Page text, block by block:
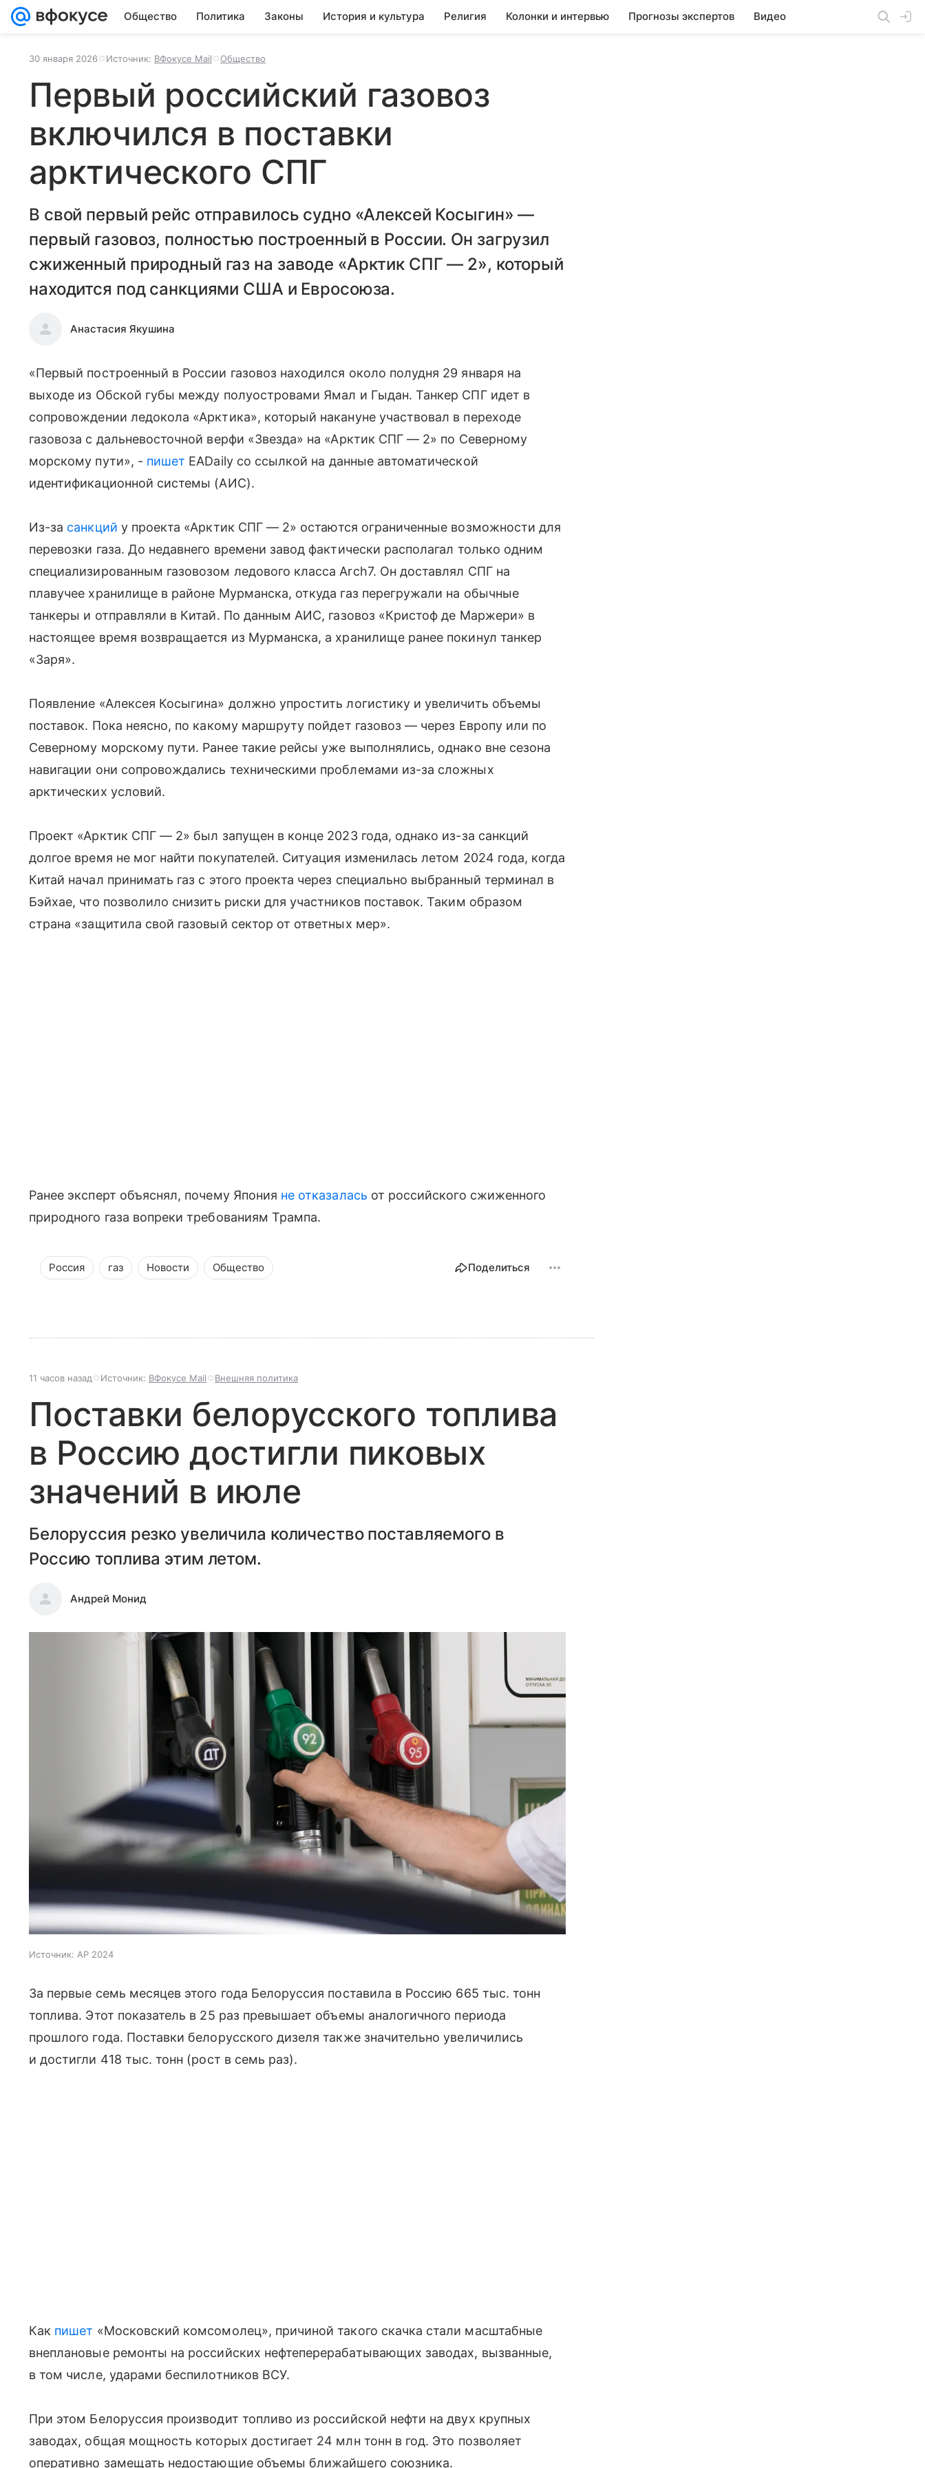
Общество Политика Законы История и культура Религия Колонки и интервью Прогнозы экспертов Видео
30 января 2026 Источник: ВФокусе Mail Общество
Первый российский газовоз
включился в поставки
арктического СПГ
В свой первый рейс отправилось судно «Алексей Косыгин» —
первый газовоз, полностью построенный в России. Он загрузил
сжиженный природный газ на заводе «Арктик СПГ — 2», который
находится под санкциями США и Евросоюза.
Анастасия Якушина
«Первый построенный в России газовоз находился около полудня 29 января на
выходе из Обской губы между полуостровами Ямал и Гыдан. Танкер СПГ идет в
сопровождении ледокола «Арктика», который накануне участвовал в переходе
газовоза с дальневосточной верфи «Звезда» на «Арктик СПГ — 2» по Северному
морскому пути», - пишет EADaily со ссылкой на данные автоматической
идентификационной системы (АИС).
Из-за санкций у проекта «Арктик СПГ — 2» остаются ограниченные возможности для
перевозки газа. До недавнего времени завод фактически располагал только одним
специализированным газовозом ледового класса Arch7. Он доставлял СПГ на
плавучее хранилище в районе Мурманска, откуда газ перегружали на обычные
танкеры и отправляли в Китай. По данным АИС, газовоз «Кристоф де Маржери» в
настоящее время возвращается из Мурманска, а хранилище ранее покинул танкер
«Заря».
Появление «Алексея Косыгина» должно упростить логистику и увеличить объемы
поставок. Пока неясно, по какому маршруту пойдет газовоз — через Европу или по
Северному морскому пути. Ранее такие рейсы уже выполнялись, однако вне сезона
навигации они сопровождались техническими проблемами из-за сложных
арктических условий.
Проект «Арктик СПГ — 2» был запущен в конце 2023 года, однако из-за санкций
долгое время не мог найти покупателей. Ситуация изменилась летом 2024 года, когда
Китай начал принимать газ с этого проекта через специально выбранный терминал в
Бэйхае, что позволило снизить риски для участников поставок. Таким образом
страна «защитила свой газовый сектор от ответных мер».
Ранее эксперт объяснял, почему Япония не отказалась от российского сжиженного
природного газа вопреки требованиям Трампа.
Россия газ Новости Общество Поделиться
11 часов назад Источник: ВФокусе Mail Внешняя политика
Поставки белорусского топлива
в Россию достигли пиковых
значений в июле
Белоруссия резко увеличила количество поставляемого в
Россию топлива этим летом.
Андрей Монид
Источник: AP 2024
За первые семь месяцев этого года Белоруссия поставила в Россию 665 тыс. тонн
топлива. Этот показатель в 25 раз превышает объемы аналогичного периода
прошлого года. Поставки белорусского дизеля также значительно увеличились
и достигли 418 тыс. тонн (рост в семь раз).
Как пишет «Московский комсомолец», причиной такого скачка стали масштабные
внеплановые ремонты на российских нефтеперерабатывающих заводах, вызванные,
в том числе, ударами беспилотников ВСУ.
При этом Белоруссия производит топливо из российской нефти на двух крупных
заводах, общая мощность которых достигает 24 млн тонн в год. Это позволяет
оперативно замещать недостающие объемы ближайшего союзника.